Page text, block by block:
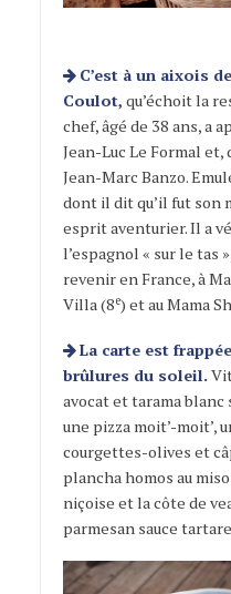
C’est à un aixois
Coulot, qu’échoit la
chef, âgé de 38 ans, a
Jean-Luc Le Formal et,
Jean-Marc Banzo.
dont il dit qu’il fut son
esprit aventurier. Il a
l’espagnol « sur le tas
revenir en France, à
Villa (8e) et au Mama
La carte est
brûlures du soleil.
avocat et tarama
une pizza moit’-moit’,
courgettes-olives et
plancha homos au
niçoise et la côte de
parmesan sauce